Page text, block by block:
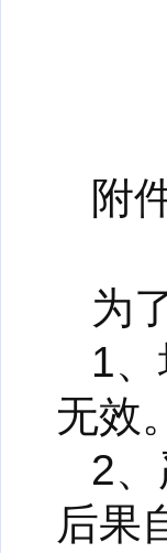
附
为
1
无效。
2
后果